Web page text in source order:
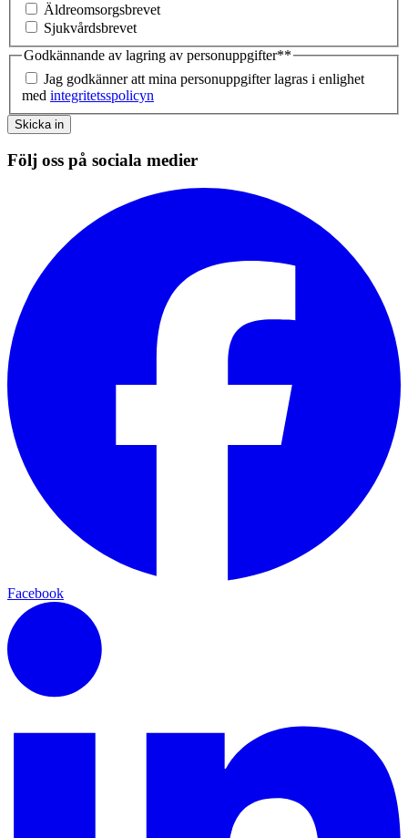
Äldreomsorgsbrevet
Sjukvårdsbrevet
Godkännande av lagring av personuppgifter**
Jag godkänner att mina personuppgifter lagras i enlighet
med integritetsspolicyn
Skicka in
Följ oss på sociala medier
Facebook